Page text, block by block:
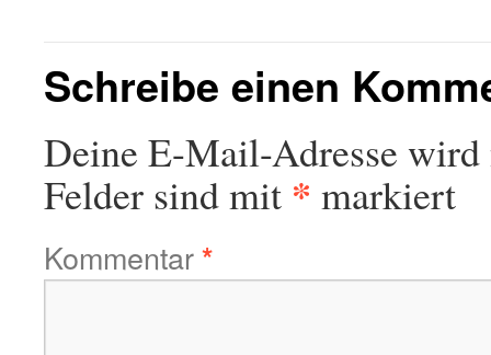
Schreibe einen
Deine E-Mail-Adresse
Felder sind mit * markiert
Kommentar*